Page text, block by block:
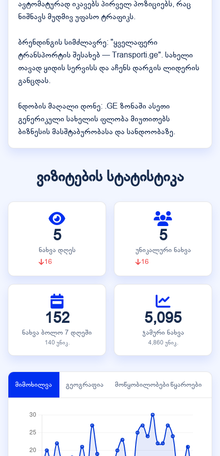
ავტომატურად იკავებს პირველ პოზიციებს, რაც
ნიშნავს მუდმივ უფასო ტრაფიკს.
ბრენდინგის სიმძლავრე: "ყველაფერი
ტრანსპორტის შესახებ — Transporti.ge". სახელი
თავად ყიდის სერვისს და აჩენს დარგის ლიდერის
განცდას.
ნდობის მაღალი დონე: .GE ზონაში ასეთი
გენერიკული სახელის ფლობა მიუთითებს
ბიზნესის მასშტაბურობასა და სანდოობაზე.
ვიზიტების სტატისტიკა
5
ნახვა დღეს
16
5
უნიკალური ნახვა
16
152
ნახვა ბოლო 7 დღეში
140 უნიკ.
5,095
ჯამური ნახვა
4,860 უნიკ.
მიმოხილვა გეოგრაფია მოწყობილობებიწყაროები